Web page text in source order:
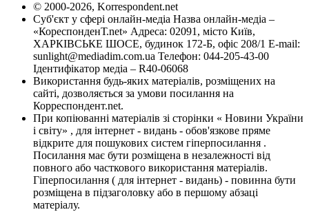
© 2000-2026, Korrespondent.net
Суб'єкт у сфері онлайн-медіа Назва онлайн-медіа –
«КореспонденТ.net» Адреса: 02091, місто Київ,
ХАРКІВСЬКЕ ШОСЕ, будинок 172-Б, офіс 208/1 E-mail:
sunlight@mediadim.com.ua Телефон: 044-205-43-00
Ідентифікатор медіа – R40-06068
Використання будь-яких матеріалів, розміщених на
сайті, дозволяється за умови посилання на
Корреспондент.net.
При копіюванні матеріалів зі сторінки « Новини України
і світу» , для інтернет - видань - обов'язкове пряме
відкрите для пошукових систем гіперпосилання .
Посилання має бути розміщена в незалежності від
повного або часткового використання матеріалів.
Гіперпосилання ( для інтернет - видань) - повинна бути
розміщена в підзаголовку або в першому абзаці
матеріалу.